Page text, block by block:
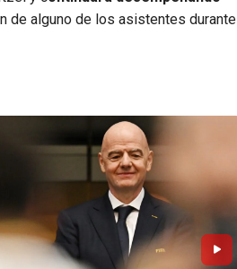
de alguno de los asistentes durante